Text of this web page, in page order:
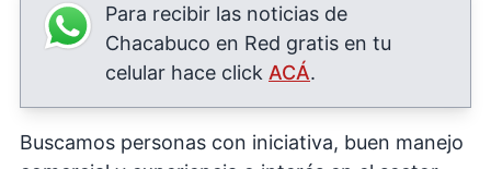
Para recibir las noticias de
Chacabuco en Red gratis en tu
celular hace click ACÁ.
Buscamos personas con iniciativa, buen manejo